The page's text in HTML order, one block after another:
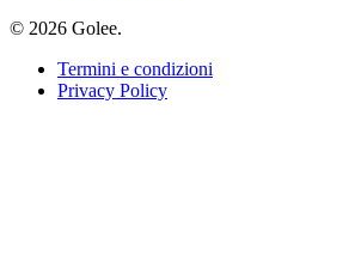
© 2026 Golee.
Termini e condizioni
Privacy Policy